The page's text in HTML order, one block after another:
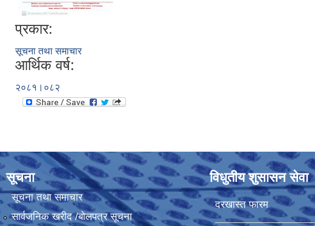
प्रकार:
सूचना तथा समाचार
आर्थिक वर्ष:
२०८१।०८२
सूचना
सूचना तथा समाचार
सार्वजनिक खरीद /बोलपत्र सूचना
विधुतीय शुसासन सेवा
दरखास्त फारम